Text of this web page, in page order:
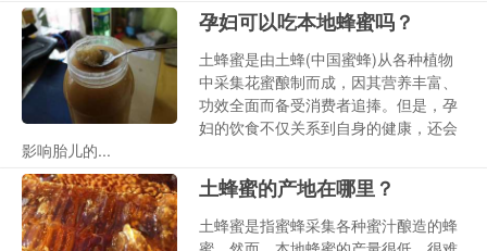
孕妇可以吃本地蜂蜜吗？
土蜂蜜是由土蜂(中国蜜蜂)从各种植物
中采集花蜜酿制而成，因其营养丰富、
功效全面而备受消费者追捧。但是，孕
妇的饮食不仅关系到自身的健康，还会
影响胎儿的...
土蜂蜜的产地在哪里？
土蜂蜜是指蜜蜂采集各种蜜汁酿造的蜂